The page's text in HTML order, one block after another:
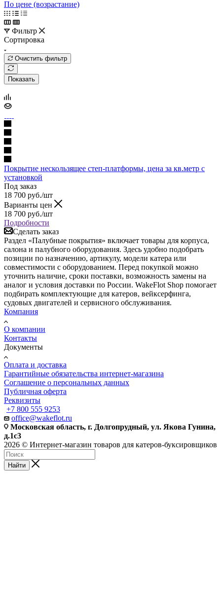
По цене (возрастание)
Фильтр
Сортировка
Очистить фильтр
Показать
Покрытие нескользящее степ-платформы, цена за кв.метр с
установкой
Под заказ
18 700 руб./шт
Варианты цен
18 700 руб./шт
Подробности
Сделать заказ
Раздел «Палубные покрытия» включает товары для корпуса,
салона и палубного оборудования. Здесь удобно подобрать
позиции по назначению, артикулу, модели катера или
совместимости с оборудованием. Перед покупкой можно
уточнить наличие, сроки поставки, возможность замены на
аналог и условия доставки по России. WakeFlot Shop помогает
подбирать комплектующие для катеров, вейксерфинга,
судовых двигателей и сервисного обслуживания.
Компания
О компании
Контакты
Документы
Оплата и доставка
Гарантийные обязательства интернет-магазина
Соглашение о персональных данных
Публичная оферта
Реквизиты
+7 800 555 9253
office@wakeflot.ru
Московская область, г. Долгопрудный, ул. Якова Гунина,
д.1с3
2026 © Интернет-магазин товаров для катеров-буксировщиков
Найти